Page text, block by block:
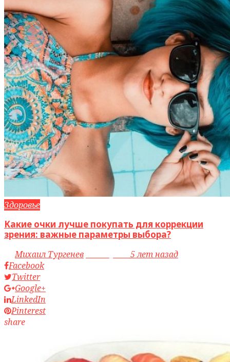
Здоровье
Какие очки лучше покупать для коррекции
зрения: важные параметры выбора?
byМихаил Тургенев
5 лет назад
Facebook
Twitter
Google+
LinkedIn
Pinterest
share